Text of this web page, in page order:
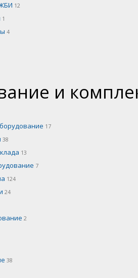
12
1
4
и
17
38
13
7
124
24
2
38